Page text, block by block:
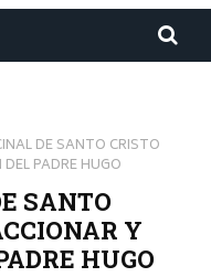
DE SANTO CRISTO
PADRE HUGO
SANTO
Y
HUGO